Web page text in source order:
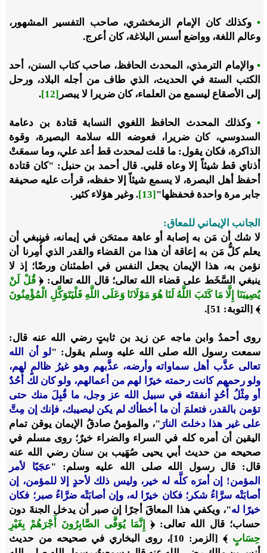
• وكذلك كان الإمام الزمخشري، صاحب التفسير المشهور،
وعالم اللغة، وواضع أسس البلاغة، كان أعرج.
• والإمام الترمذي، المحدث الحافظ، صاحب كتاب السنن، أحد
الكتب الستة في الحديث، الذي طاف من أجله البلاد، ورحل
إلى الأصقاع ليسمع من العلماء، كان ضريرا لا يبصر [12]
.
• وكذلك المحدث الحافظ اللغوي النسابة قتادة بن دعامة
السدوسي، كان ضريرا، فعوضه الله سلامة البصيرة، وقوة
الذاكرة، فكان يقول: ما قلت لمحدث قط أعد علي، وما سمعَتْ
أذناي قط شيئاً إلا وعاه قلبي. قال أحمد بن حنبل: "كان قتادة
أحفظ أهل البصرة، لا يسمع شيئاً إلا حفظه، قرأت عليه صحيفة
جابر مرة واحدة فحفظها"[13] . وغير هؤلاء كثير.
الجانب الإيماني للمعاق:
لا شك أن مَن به إصابة أو عاهة ممتحَن في إيمانه، فينبغي أن
يعلم كلُّ مَن به إعاقة أن هذا من القضاء والقدر الذي أُمِرنا أن
نؤمن به، هذا الإيمان يجعل النفس في اطمئنان ورضًا؛ إذ لا
ينبغي السَّخَط على قضاء الله تعالى؛ قال الله تعالى: ﴿قُلْ لَنْ
يُصِيبَنَا إِلَّا مَا كَتَبَ اللَّهُ لَنَا هُوَ مَوْلَانَا وَعَلَى اللَّهِ فَلْيَتَوَكَّلِ الْمُؤْمِنُونَ
﴾ [التوبة: 51].
روى أحمدُ وابن ماجه عن زيد بن ثابتٍ رضي الله عنه قال:
سمعت رسول الله صلى الله عليه وسلم يقول: "لو أن الله
تعالى عذَّب أهل سماواته وأرضه، عذَّبهم وهو غيرُ ظالمٍ لهم،
ولو رحمهم كانت رحمته خيرًا لهم من أعمالهم، ولو كان لك أُحُدٌ
أو مِثْلُ أُحُدٍ أنفقتَه في سبيل الله عز وجل، ما قُبِلَ منك حتى
تؤمن بالقدر، فتعلمَ أن ما أخطأك لم يكن ليصيبك، فإنك إن مِتَّ
على غير هذا دخلتَ النارَ "، والمؤمنُ صادقُ الإيمان يوقن تمام
اليقين أن أمره كله في السراء والضراء خيرٌ؛ روى مسلم في
صحيحه من حديث أبي يحيى صُهَيب بن سنان رضي الله عنه
قال: قال رسول الله صلى الله عليه وسلم: "عجَبًا لأمر
المؤمن! إن أمرَه كلَّه له خير، وليس ذلك لأحدٍ إلا للمؤمن، إن
أصابَتْه سرَّاءُ شكر؛ فكان خيرًا له، وإن أصابَتْه ضرَّاءُ صبر؛ فكان
خيرًا له"، ويكفي هذا المعاقَ أجرًا إن صبر أن يدخل الجنةَ دون
حساب؛ قال الله تعالى: ﴿ إِنَّمَا يُوَفَّى الصَّابِرُونَ أَجْرَهُمْ بِغَيْرِ
حِسَابٍ
﴾ [الزمر: 10]، روى البخاري في صحيحه من حديث